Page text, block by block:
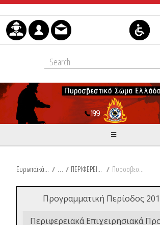
Μετάβαση στο περιεχόμενο
Ευρωπαϊκά & Αναπτυξιακά Προγράμματα / ΠΕΡΙΦΕΡΕΙΑ ΘΕΣΣΑΛΙΑΣ / Πυροσβεστικός Εξοπλισμός για την Περιφέρεια Θεσσαλίας
Προγραμματική Περίοδος
Περιφερειακά Επιχειρησιακά